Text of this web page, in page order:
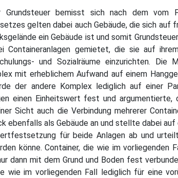
Grundsteuer bemisst sich nach dem vom
gelten dabei auch Gebäude, die sich auf
ein Gebäude ist und somit
Containeranlagen gemietet, die sie auf
und Sozialräume einzurichten.
mit erheblichem Aufwand auf einem
der andere Komplex lediglich auf einer
einen Einheitswert fest und
Sicht auch die Verbindung mehrerer
ebenfalls als Gebäude an und stellte dabei
für beide Anlagen ab und
könne. Container, die wie im
dann mit dem Grund und Boden fest
wie im vorliegenden Fall lediglich für eine